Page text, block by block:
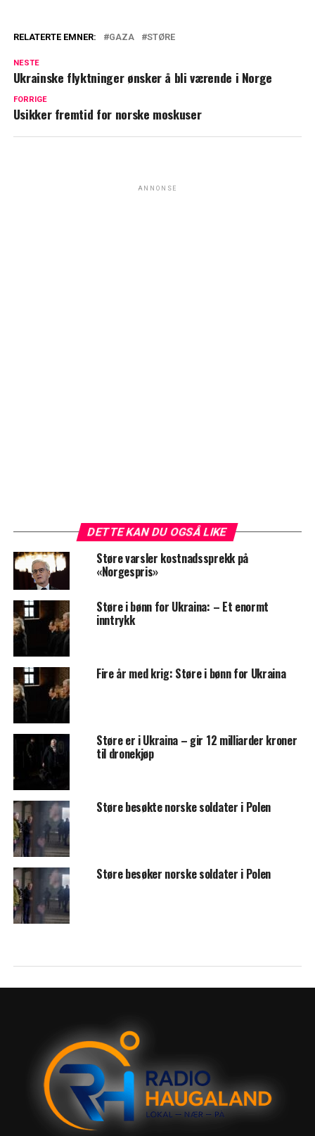
RELATERTE EMNER: GAZA STØRE
NESTE
Ukrainske flyktninger ønsker å bli værende i Norge
FORRIGE
Usikker fremtid for norske moskuser
ANNONSE
DETTE KAN DU OGSÅ LIKE
Støre varsler kostnadssprekk på
«Norgespris»
Støre i bønn for Ukraina: – Et enormt
inntrykk
Fire år med krig: Støre i bønn for Ukraina
Støre er i Ukraina – gir 12 milliarder kroner
til dronekjøp
Støre besøkte norske soldater i Polen
Støre besøker norske soldater i Polen